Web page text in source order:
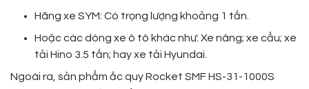
Hãng xe SYM: Có trọng lượng khoảng 1 tấn.
Hoặc các dòng xe ô tô khác như: Xe nâng; xe cẩu; xe
tải Hino 3.5 tấn; hay xe tải Hyundai.
Ngoài ra, sản phẩm ắc quy Rocket SMF HS-31-1000S